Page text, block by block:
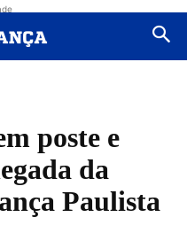
poste e
da
Paulista